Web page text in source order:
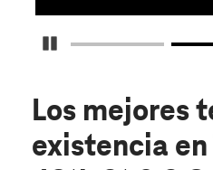
Detener carrusel
Los mejores
existencia